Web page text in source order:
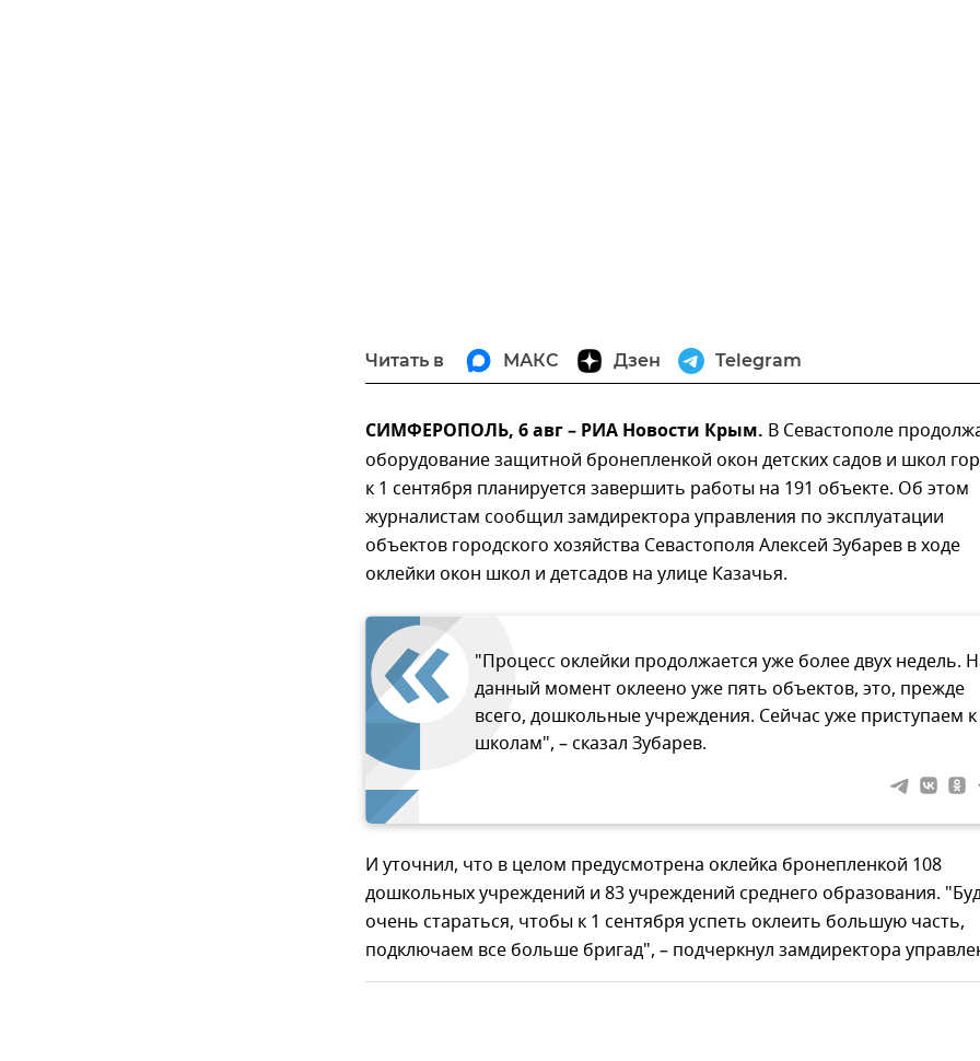
Читать в МАКС Дзен Telegram
СИМФЕРОПОЛЬ, 6 авг – РИА Новости Крым. В Севастополе
оборудование защитной бронепленкой окон детских садов и школ
к 1 сентября планируется завершить работы на 191 объекте. Об этом
журналистам сообщил замдиректора управления по эксплуатации
объектов городского хозяйства Севастополя Алексей Зубарев в ходе
оклейки окон школ и детсадов на улице Казачья.
"Процесс оклейки продолжается уже более двух недель.
данный момент оклеено уже пять объектов, это, прежде
всего, дошкольные учреждения. Сейчас уже приступаем к
школам", – сказал Зубарев.
И уточнил, что в целом предусмотрена оклейка бронепленкой 108
дошкольных учреждений и 83 учреждений среднего образования.
очень стараться, чтобы к 1 сентября успеть оклеить большую часть,
подключаем все больше бригад", – подчеркнул замдиректора